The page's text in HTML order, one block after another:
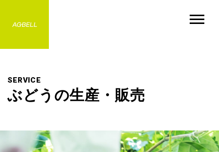
お知らせ
BUSINESS
事業紹介
for BUYERS
お問い合わせ
SERVICE
ぶどうの生産・販売